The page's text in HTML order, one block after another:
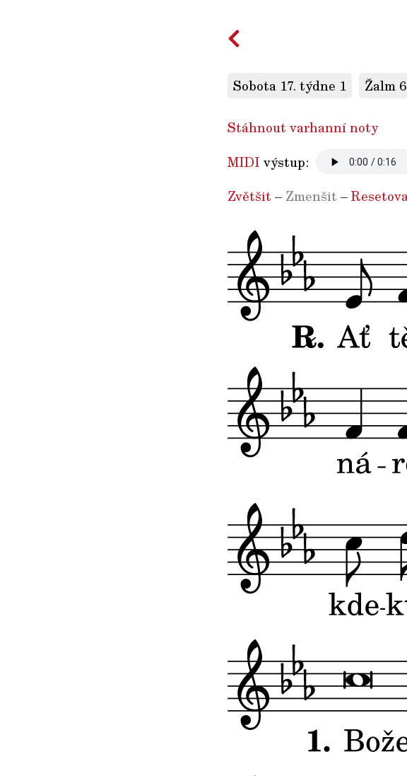
Sobota 17. týdne 1 Žalm
Stáhnout varhanní noty
MIDI výstup:
Zvětšit – Zmenšit –